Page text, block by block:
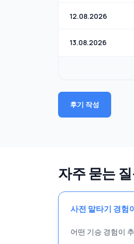
12.08.2026
13.08.2026
후기 작성
자주 묻는
사전 말타기 경험
어떤 기승 경험이